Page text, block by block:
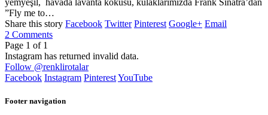
”Fly me to…
Share this story Facebook Twitter Pinterest Google+ Email
2 Comments
Page 1 of 1
Instagram has returned invalid data.
Follow @renklirotalar
Facebook Instagram PinterestYouTube
Footer navigation